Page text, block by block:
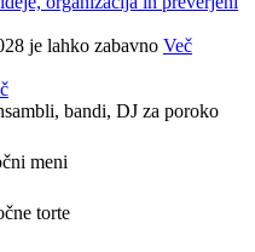
je lahko zabavno Več